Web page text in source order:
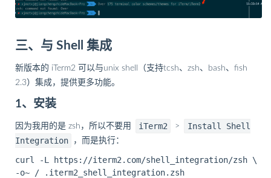
三、与 Shell 集成
新版本的 iTerm2 可以与unix shell（支持tcsh、zsh、bash、fish
2.3）集成，提供更多功能。
1、安装
因为我用的是 zsh，所以不要用 iTerm2 >
Install Shell
Integration
，而是执行：
curl -L https://iterm2.com/shell_integration/zsh \
-o~ / .iterm2_shell_integration.zsh